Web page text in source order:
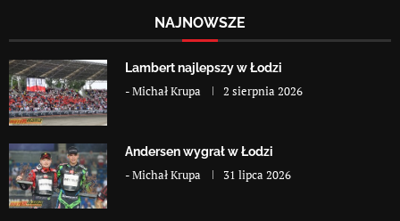
NAJNOWSZE
Lambert najlepszy w Łodzi
-Michał Krupa 2 sierpnia 2026
Andersen wygrał w Łodzi
-Michał Krupa 31 lipca 2026